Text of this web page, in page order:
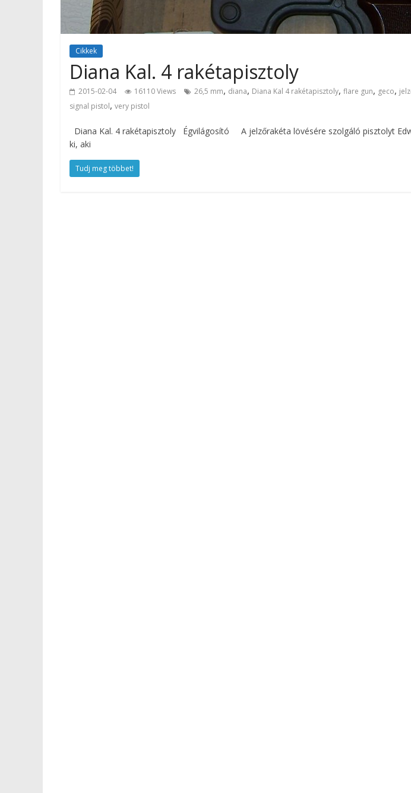
Cikkek
Diana Kal. 4 rakétapisztoly
2015-02-04 16110 Views 26,5 mm, diana, Diana Kal 4 rakétapisztoly, flare gun, geco,
signal pistol, very pistol
Diana Kal. 4 rakétapisztoly Égvilágosító A jelzőrakéta lövésére szolgáló pisztolyt
ki, aki
Tudj meg többet!